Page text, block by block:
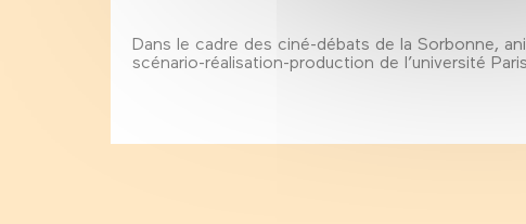
Dans le cadre des ciné-débats de la Sorbonne,
scénario-réalisation-production de l’université